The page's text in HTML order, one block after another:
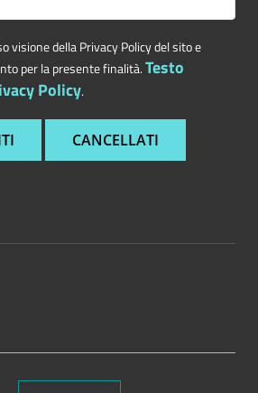
visione della Privacy Policy del sito e
per la presente finalità.Testo
Policy.